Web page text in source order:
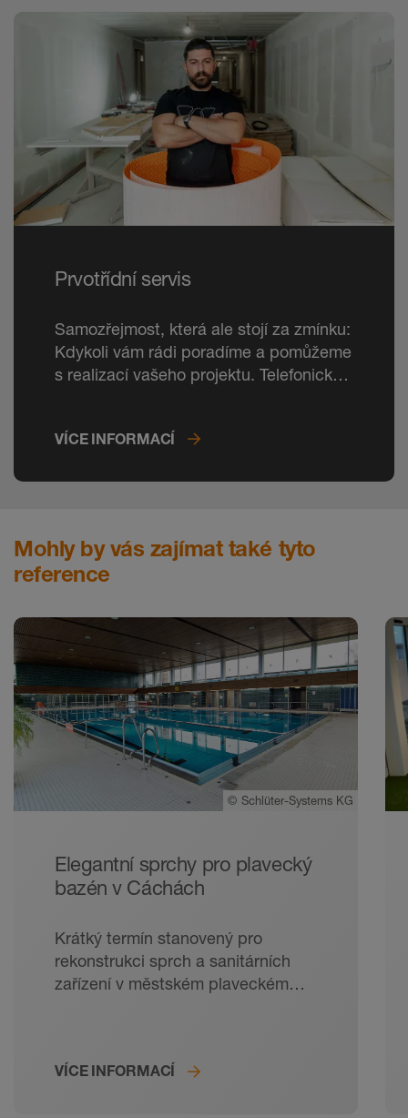
Prvotřídní servis
Samozřejmost, která ale stojí za zmínku:
Kdykoli vám rádi poradíme a pomůžeme
s realizací vašeho projektu. Telefonicky
VÍCE INFORMACÍ
Mohly by vás zajímat také tyto
reference
© Schlüter-Systems KG
Elegantní sprchy pro plavecký
bazén v Cáchách
Krátký termín stanovený pro
rekonstrukci sprch a sanitárních
zařízení v městském plaveckém
kvalitě. Zařízení byla vybavena
VÍCE INFORMACÍ